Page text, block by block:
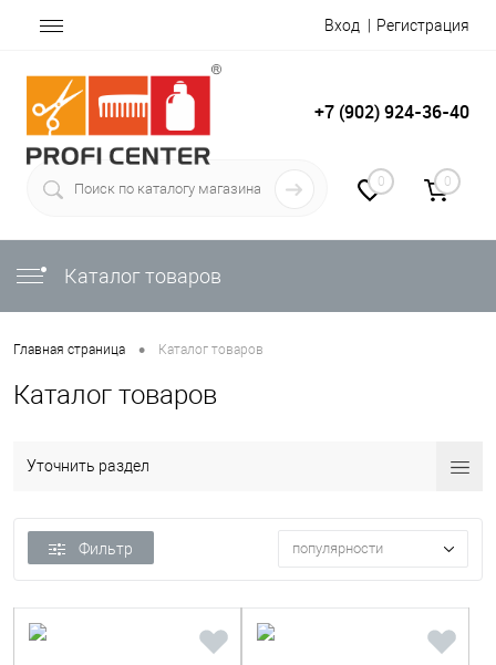
Вход Регистрация
+7 (902) 924-36-40
0 0
Каталог товаров
Главная страница • Каталог товаров
Каталог товаров
Уточнить раздел
Фильтр популярности